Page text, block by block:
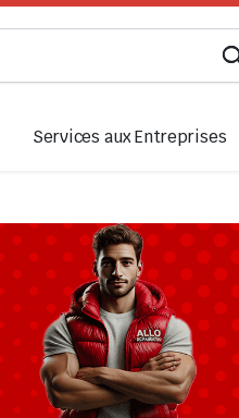
Services aux Entreprises